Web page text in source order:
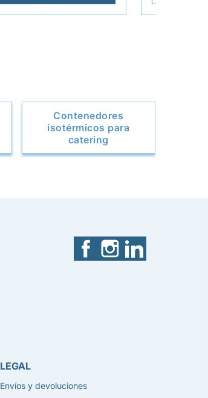
Contenedores
isotérmicos para
catering
FacebookInstagram
LEGAL
Envíos y devoluciones